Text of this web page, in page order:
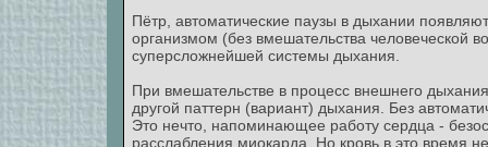
Пётр, автоматические паузы в дыхании
организмом (без вмешательства
суперсложнейшей системы дыхания.
При вмешательстве в процесс внешнего
другой паттерн (вариант) дыхания. Без
Это нечто, напоминающее работу сердца -
расслабления миокарда. Но кровь в это время